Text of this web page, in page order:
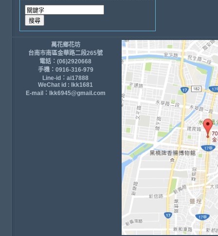
萬花鄉花坊
台南市南區金華路二段265號
電話：(06)2920668
手機：0916-316-979
Line-id：ai17888
WeChat id : lkk1681
E-mail：lkk6945@gmail.com